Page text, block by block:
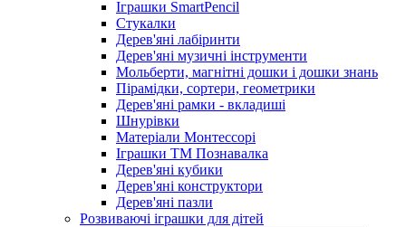
Іграшки SmartPencil
Стукалки
Дерев'яні лабіринти
Дерев'яні музичні інструменти
Мольберти, магнітні дошки і дошки знань
Пірамідки, сортери, геометрики
Дерев'яні рамки - вкладиші
Шнурівки
Матеріали Монтессорі
Іграшки ТМ Познавалка
Дерев'яні кубики
Дерев'яні конструктори
Дерев'яні пазли
Розвиваючі іграшки для дітей